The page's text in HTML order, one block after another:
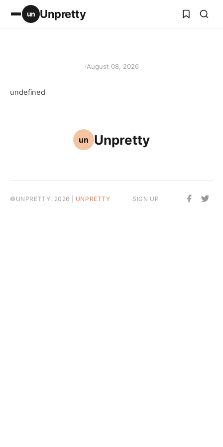
un Unpretty
·August 08, 2026
undefined
un Unpretty
©UNPRETTY, 2026 | UNPRETTY SIGN UP